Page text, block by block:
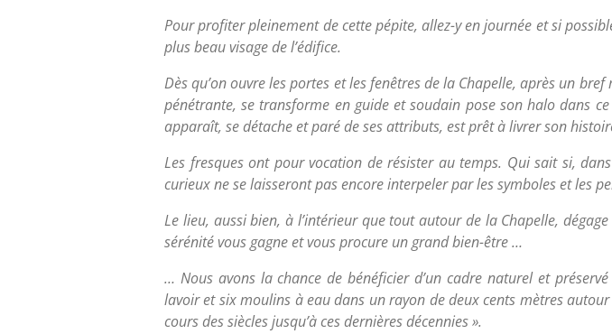
Pour profiter pleinement de cette pépite, allez-y en journée et si
plus beau visage de l’édifice.
Dès qu’on ouvre les portes et les fenêtres de la Chapelle, après un
pénétrante, se transforme en guide et soudain pose son halo dans
apparaît, se détache et paré de ses attributs, est prêt à livrer son
Les fresques ont pour vocation de résister au temps. Qui sait si,
curieux ne se laisseront pas encore interpeler par les symboles et les
Le lieu, aussi bien, à l’intérieur que tout autour de la Chapelle,
sérénité vous gagne et vous procure un grand bien-être …
… Nous avons la chance de bénéficier d’un cadre naturel et
lavoir et six moulins à eau dans un rayon de deux cents mètres
cours des siècles jusqu’à ces dernières décennies ».